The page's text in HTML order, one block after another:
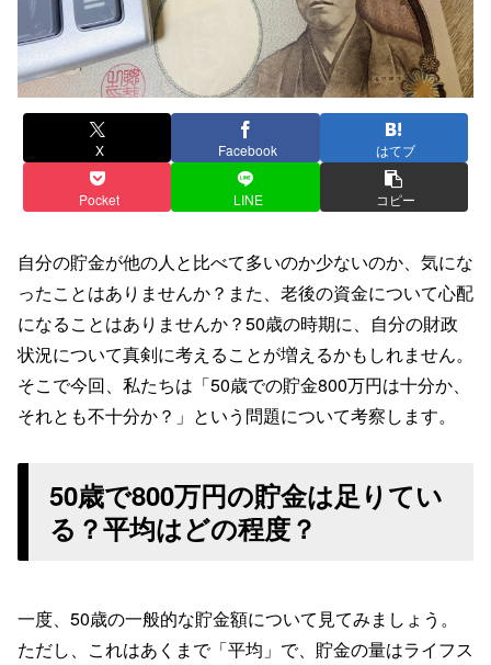
X Facebook はてブ
Pocket LINE コピー
自分の貯金が他の人と比べて多いのか少ないのか、気にな
ったことはありませんか？また、老後の資金について心配
になることはありませんか？50歳の時期に、自分の財政
状況について真剣に考えることが増えるかもしれません。
そこで今回、私たちは「50歳での貯金800万円は十分か、
それとも不十分か？」という問題について考察します。
50歳で800万円の貯金は足りてい
る？平均はどの程度？
一度、50歳の一般的な貯金額について見てみましょう。
ただし、これはあくまで「平均」で、貯金の量はライフス